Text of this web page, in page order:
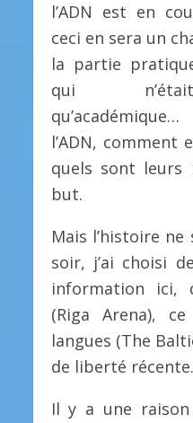
l’ADN est en
ceci en sera un
la partie
qui
l’ADN, comment
quels sont leurs
but.
Mais l’histoire ne
soir, j’ai choisi
information ici,
(Riga Arena),
langues (The
de liberté récente.
Il y a une